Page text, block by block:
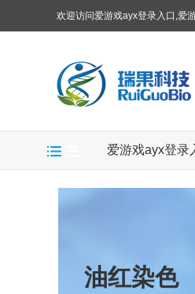
欢迎访问爱游戏ayx登录入口,爱
爱游戏ayx登录
油红染色